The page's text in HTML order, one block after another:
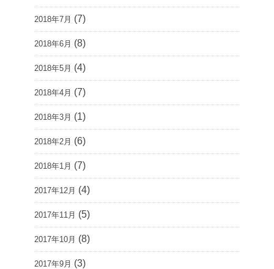
2018年7月 (7)
2018年6月 (8)
2018年5月 (4)
2018年4月 (7)
2018年3月 (1)
2018年2月 (6)
2018年1月 (7)
2017年12月 (4)
2017年11月 (5)
2017年10月 (8)
2017年9月 (3)